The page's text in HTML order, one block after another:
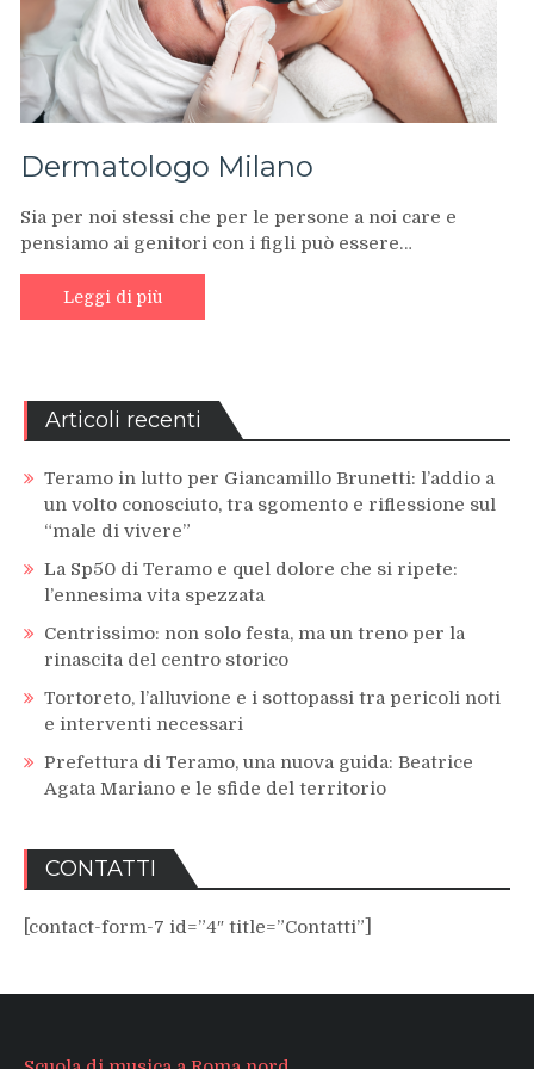
Dermatologo Milano
Sia per noi stessi che per le persone a noi care e
pensiamo ai genitori con i figli può essere…
Leggi di più
Articoli recenti
Teramo in lutto per Giancamillo Brunetti: l’addio a
un volto conosciuto, tra sgomento e riflessione sul
“male di vivere”
La Sp50 di Teramo e quel dolore che si ripete:
l’ennesima vita spezzata
Centrissimo: non solo festa, ma un treno per la
rinascita del centro storico
Tortoreto, l’alluvione e i sottopassi tra pericoli noti
e interventi necessari
Prefettura di Teramo, una nuova guida: Beatrice
Agata Mariano e le sfide del territorio
CONTATTI
[contact-form-7 id=”4″ title=”Contatti”]